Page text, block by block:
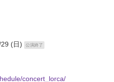
(日)
公演終了
concert_lorca/